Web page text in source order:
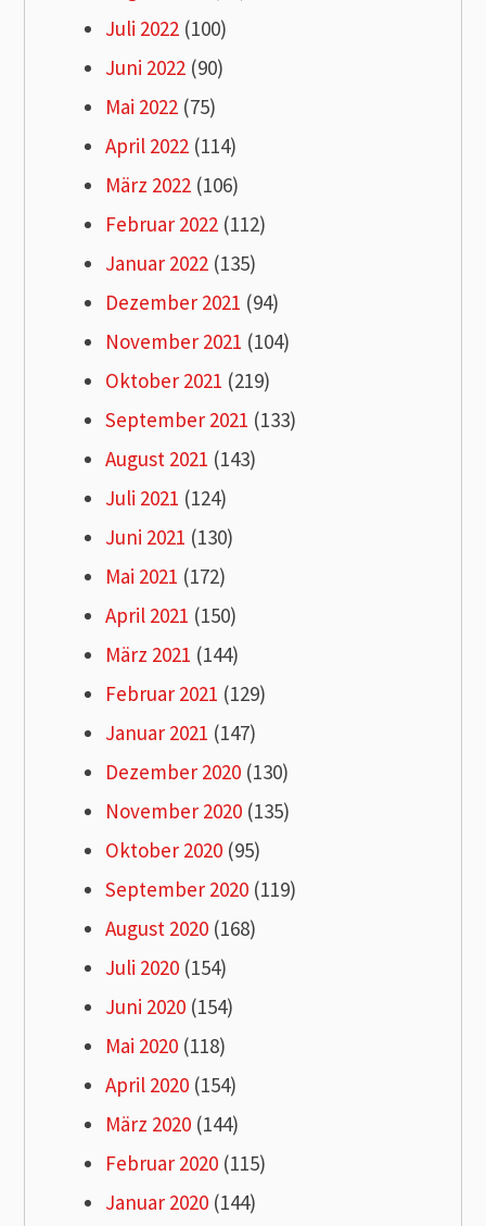
Juli 2022 (100)
Juni 2022 (90)
Mai 2022 (75)
April 2022 (114)
März 2022 (106)
Februar 2022 (112)
Januar 2022 (135)
Dezember 2021 (94)
November 2021 (104)
Oktober 2021 (219)
September 2021 (133)
August 2021 (143)
Juli 2021 (124)
Juni 2021 (130)
Mai 2021 (172)
April 2021 (150)
März 2021 (144)
Februar 2021 (129)
Januar 2021 (147)
Dezember 2020 (130)
November 2020 (135)
Oktober 2020 (95)
September 2020 (119)
August 2020 (168)
Juli 2020 (154)
Juni 2020 (154)
Mai 2020 (118)
April 2020 (154)
März 2020 (144)
Februar 2020 (115)
Januar 2020 (144)